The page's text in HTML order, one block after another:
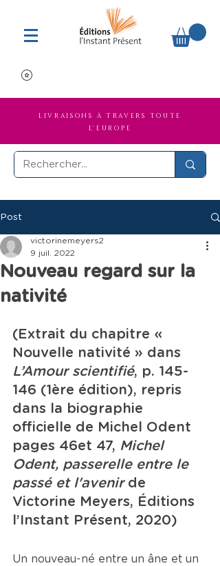
LIVRAISONS À TRAVERS TOUTE
L'EUROPE
Post
Nouveau regard sur la
nativité
victorinemeyers2
9 juil. 2022
(Extrait du chapitre «
Nouvelle nativité » dans
L’Amour scientifié, p. 145-
146 (1ère édition), repris
dans la biographie
officielle de Michel Odent
pages 46et 47, Michel
Odent, passerelle entre le
passé et l'avenir de
Victorine Meyers, Éditions
l’Instant Présent, 2020)
Un nouveau-né entre un âne et un